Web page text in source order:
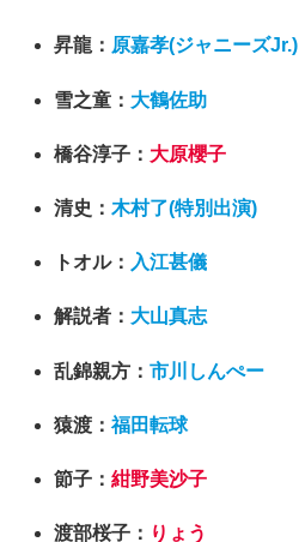
昇龍： 原嘉孝(ジャニーズJr.)
雪之童： 大鶴佐助
橋谷淳子： 大原櫻子
清史：木村了(特別出演)
トオル： 入江甚儀
解説者： 大山真志
乱錦親方：市川しんぺー
猿渡：福田転球
節子：紺野美沙子
渡部桜子： りょう